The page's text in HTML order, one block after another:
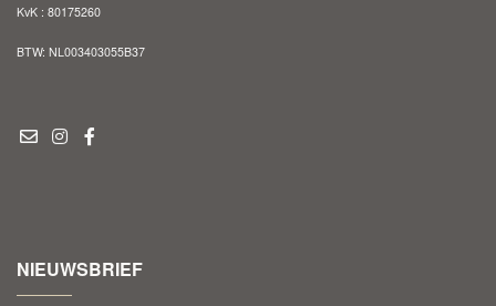
KvK : 80175260
BTW: NL003403055B37
NIEUWSBRIEF